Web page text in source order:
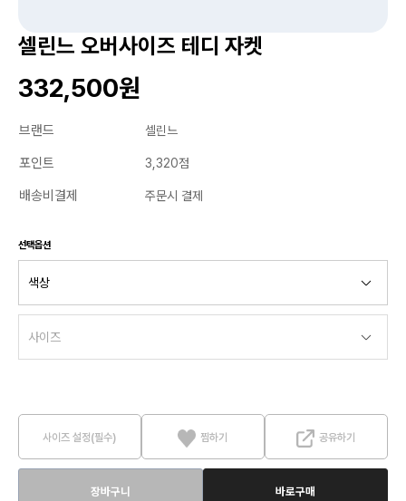
셀린느 오버사이즈 테디 자켓
332,500원
브랜드 셀린느
포인트 3,320점
배송비결제 주문시 결제
선택옵션
사이즈 설정(필수) 찜하기 공유하기
장바구니 바로구매